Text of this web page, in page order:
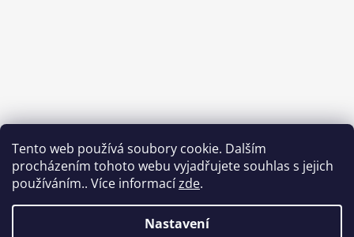
Tento web používá soubory cookie. Dalším
procházením tohoto webu vyjadřujete souhlas s jejich
používáním.. Více informacízde.
Nastavení